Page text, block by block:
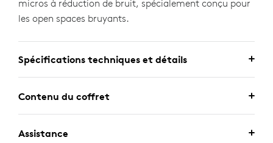
micros à réduction de bruit, spécialement conçu pour
les open spaces bruyants.
Spécifications techniques et détails
Contenu du coffret
Assistance